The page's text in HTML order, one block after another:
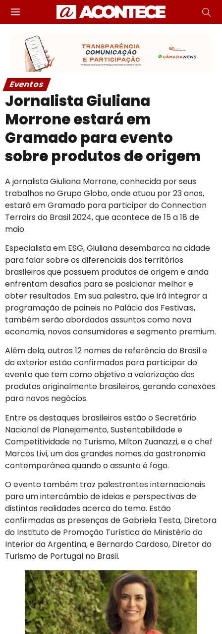
Eventos
Jornalista Giuliana
Morrone estará em
Gramado para evento
sobre produtos de origem
A jornalista Giuliana Morrone, conhecida por seus
trabalhos no Grupo Globo, onde atuou por 23 anos,
estará em Gramado para participar do Connection
Terroirs do Brasil 2024, que acontece de 15 a 18 de
maio.
Especialista em ESG, Giuliana desembarca na cidade
para falar sobre os diferenciais dos territórios
brasileiros que possuem produtos de origem e ainda
enfrentam desafios para se posicionar melhor e
obter resultados. Em sua palestra, que irá integrar a
programação de paineis no Palácio dos Festivais,
também serão abordados assuntos como nova
economia, novos consumidores e segmento premium.
Além dela, outros 12 nomes de referência do Brasil e
do exterior estão confirmados para participar do
evento que tem como objetivo a valorização dos
produtos originalmente brasileiros, gerando conexões
para novos negócios.
Entre os destaques brasileiros estão o Secretário
Nacional de Planejamento, Sustentabilidade e
Competitividade no Turismo, Milton Zuanazzi, e o chef
Marcos Livi, um dos grandes nomes da gastronomia
contemporânea quando o assunto é fogo.
O evento também traz palestrantes internacionais
para um intercâmbio de ideias e perspectivas de
distintas realidades acerca do tema. Estão
confirmadas as presenças de Gabriela Testa, Diretora
do Instituto de Promoção Turística do Ministério do
Interior da Argentina, e Bernardo Cardoso, Diretor do
Turismo de Portugal no Brasil.